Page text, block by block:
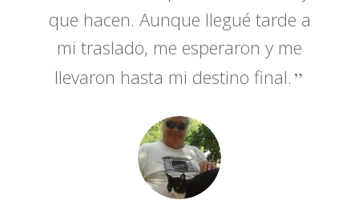
que hacen. Aunque llegué tarde a
mi traslado, me esperaron y me
llevaron hasta mi destino final.